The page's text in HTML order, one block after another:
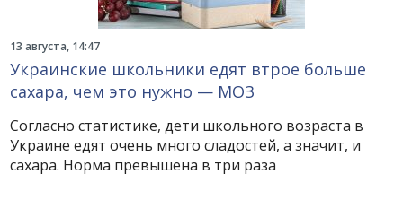
13 августа, 14:47
Украинские школьники едят втрое больше
сахара, чем это нужно — МОЗ
Согласно статистике, дети школьного возраста в
Украине едят очень много сладостей, а значит, и
сахара. Норма превышена в три раза